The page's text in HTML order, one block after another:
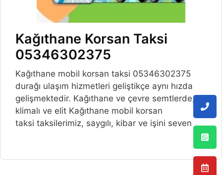
Kağıthane Korsan Taksi
05346302375
Kağıthane mobil korsan taksi 05346302375
durağı ulaşım hizmetleri geliştikçe aynı hızda
gelişmektedir. Kağıthane ve çevre semtlerde,
klimalı ve elit Kağıthane mobil korsan
taksi taksilerimiz, saygılı, kibar ve işini seven